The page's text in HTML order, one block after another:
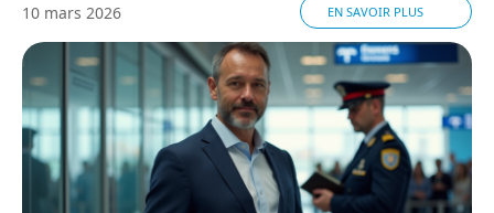
10 mars 2026 EN SAVOIR PLUS